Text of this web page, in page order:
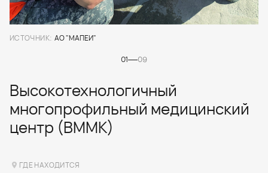
01 09
ИСТОЧНИК: АО "МАПЕИ"
Высокотехнологичный
многопрофильный медицинский
центр (ВММК)
ГДЕ НАХОДИТСЯ